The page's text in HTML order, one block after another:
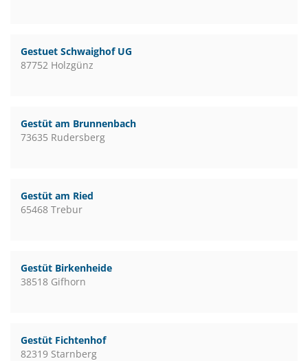
Gestuet Schwaighof UG
87752 Holzgünz
Gestüt am Brunnenbach
73635 Rudersberg
Gestüt am Ried
65468 Trebur
Gestüt Birkenheide
38518 Gifhorn
Gestüt Fichtenhof
82319 Starnberg